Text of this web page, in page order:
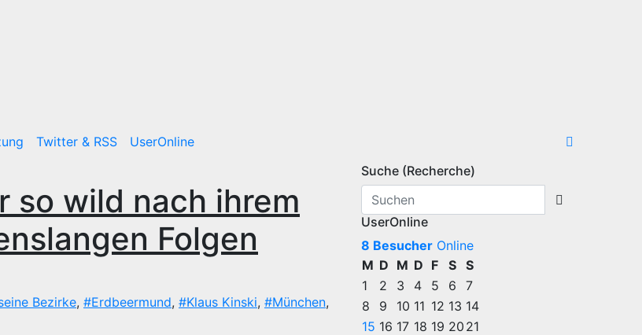
Twitter & RSS
UserOnline
so wild nach ihrem
Folgen
Bezirke, #Erdbeermund, #Klaus Kinski, #München,
Suche (Recherche)
UserOnline
8 Besucher Online
M D M D F S S
1
2 3 4 5 6
7
8
9 10 11 12 13 14
15 16 17 18 19 20 21